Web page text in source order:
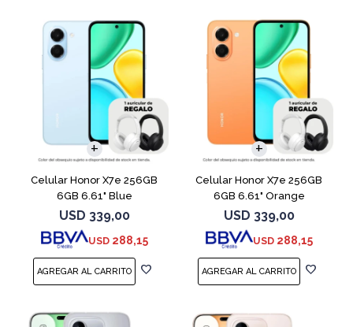
Celular Honor X7e 256GB
6GB 6.61" Blue
USD 339,00
USD 288,15
COMPARAR
Celular Honor X7e 256GB
6GB 6.61" Orange
USD 339,00
USD 288,15
COMPARAR